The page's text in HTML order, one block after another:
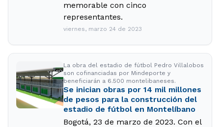
memorable con cinco
representantes.
viernes, marzo 24 de 2023
La obra del estadio de fútbol Pedro Villalobos
son cofinanciadas por Mindeporte y
beneficiarán a 6.500 montelibaneses.
Se inician obras por 14 mil millones
de pesos para la construcción del
estadio de fútbol en Montelíbano
Bogotá, 23 de marzo de 2023. Con el